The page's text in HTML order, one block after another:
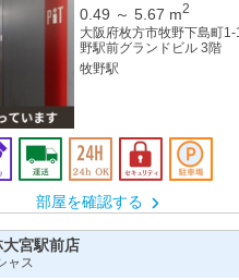
0.49 ～ 5.67 m2
大阪府枚方市牧野下島町
野駅前グランドビル 3階
牧野駅
部屋を確認する
宮駅前店
ャス